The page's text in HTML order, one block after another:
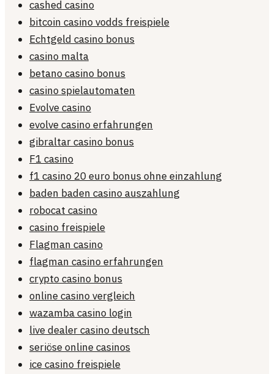
cashed casino
bitcoin casino vodds freispiele
Echtgeld casino bonus
casino malta
betano casino bonus
casino spielautomaten
Evolve casino
evolve casino erfahrungen
gibraltar casino bonus
F1 casino
f1 casino 20 euro bonus ohne einzahlung
baden baden casino auszahlung
robocat casino
casino freispiele
Flagman casino
flagman casino erfahrungen
crypto casino bonus
online casino vergleich
wazamba casino login
live dealer casino deutsch
seriöse online casinos
ice casino freispiele